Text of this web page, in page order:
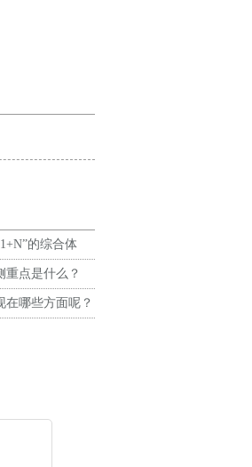
的综合体
重点是什么？
在哪些方面呢？